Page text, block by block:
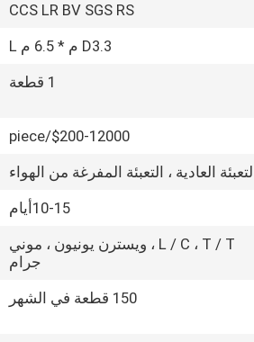
CCS LR BV SGS RS
D3.3 م * 6.5 م L
1 قطعة
$200-12000/piece
التعبئة العادية ، التعبئة المفرغة من الهواء
10-15أيام
L / C ، T / T ، ويسترن يونيون ، موني
جرام
150 قطعة في الشهر